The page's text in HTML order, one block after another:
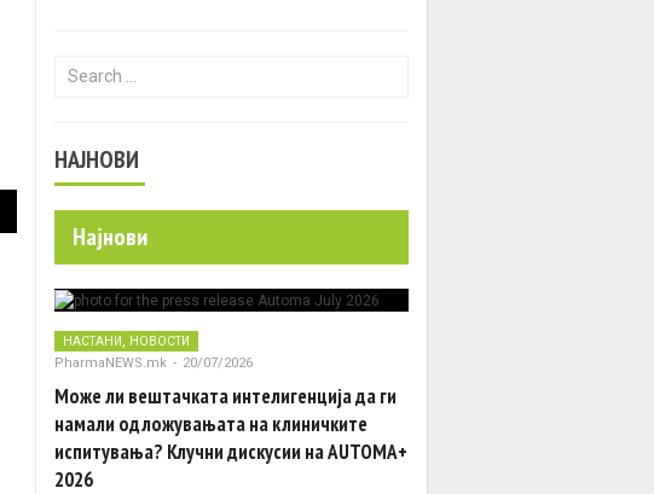
Search for:
НАЈНОВИ
Најнови
НАСТАНИ НОВОСТИ
PharmaNEWS.mk - 20/07/2026
Може ли вештачката интелигенција да ги
намали одложувањата на клиничките
испитувања? Клучни дискусии на AUTOMA+
2026